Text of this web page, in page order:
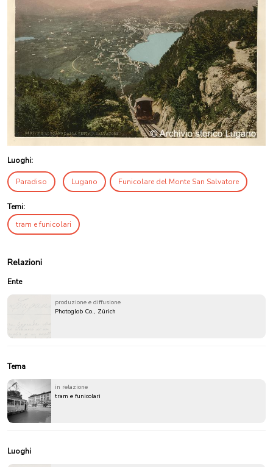
Luoghi:
Paradiso Lugano Funicolare del Monte San Salvatore
Temi:
tram e funicolari
Relazioni
Ente
produzione e diffusione
Photoglob Co., Zürich
Tema
in relazione
tram e funicolari
Luoghi